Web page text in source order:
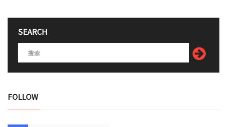
SEARCH
FOLLOW